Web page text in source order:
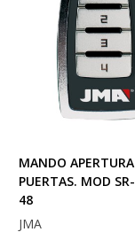
MANDO APERTURA
PUERTAS. MOD SR-
48
JMA